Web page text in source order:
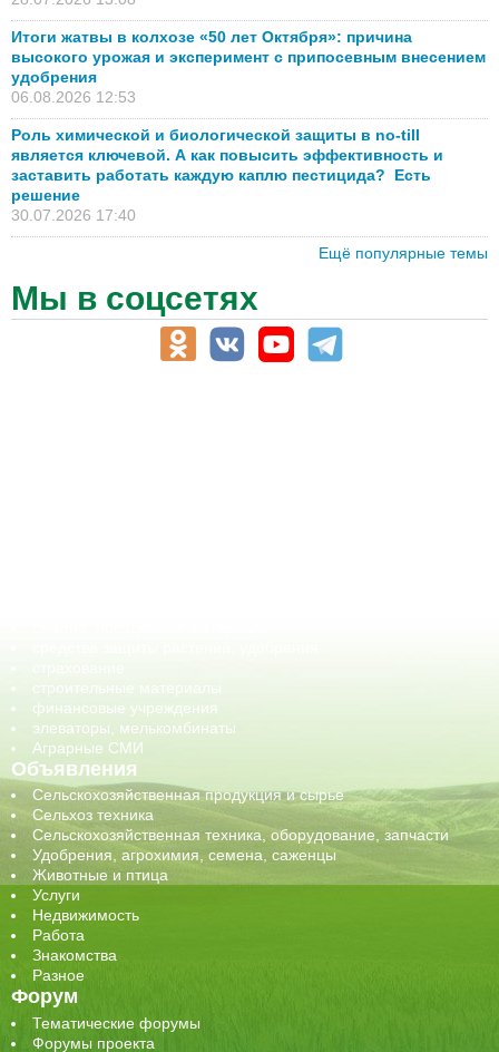
Итоги жатвы в колхозе «50 лет Октября»: причина
высокого урожая и эксперимент с припосевным внесением
удобрения
06.08.2026 12:53
Роль химической и биологической защиты в no-till
является ключевой. А как повысить эффективность и
заставить работать каждую каплю пестицида? Есть
решение
30.07.2026 17:40
Ещё популярные темы
Мы в соцсетях
строительные материалы
финансовые учреждения
элеваторы, мелькомбинаты
Аграрные СМИ
Объявления
Сельскохозяйственная продукция и сырье
Сельхоз техника
Сельскохозяйственная техника, оборудование, запчасти
Удобрения, агрохимия, семена, саженцы
Животные и птица
Услуги
Недвижимость
Работа
Знакомства
Разное
Форум
Тематические форумы
Форумы проекта